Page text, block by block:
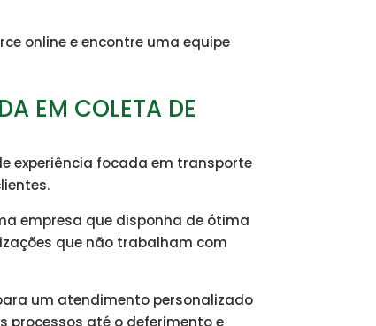
online e encontre uma equipe
EM COLETA DE
experiência focada em transporte
empresa que disponha de ótima
que não trabalham com
um atendimento personalizado